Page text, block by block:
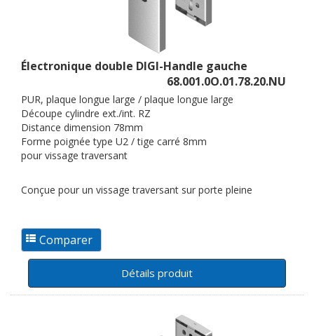
Électronique double DIGI-Handle gauche
68.001.0O.01.78.20.NU
PUR, plaque longue large / plaque longue large
Découpe cylindre ext./int. RZ
Distance dimension 78mm
Forme poignée type U2 / tige carré 8mm
pour vissage traversant
Conçue pour un vissage traversant sur porte pleine
Détails produit